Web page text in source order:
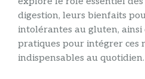
digestion, leurs bienfaits
intolérantes au gluten, ainsi
pratiques pour intégrer ces
indispensables au quotidien.